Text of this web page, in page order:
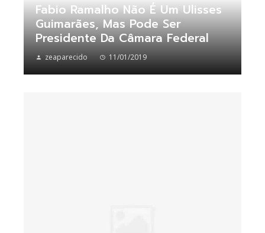
Fabio Ramalho Não É Um Ulisses
Guimarães, Mas Pode Ser
Presidente Da Câmara Federal
zeaparecido 11/01/2019